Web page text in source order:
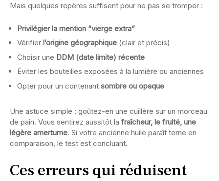
Mais quelques repères suffisent pour ne pas se tromper :
Privilégier la mention “vierge extra”
Vérifier l’origine géographique (clair et précis)
Choisir une DDM (date limite) récente
Éviter les bouteilles exposées à la lumière ou anciennes
Opter pour un contenant sombre ou opaque
Une astuce simple : goûtez-en une cuillère sur un morceau
de pain. Vous sentirez aussitôt la fraîcheur, le fruité, une
légère amertume. Si votre ancienne huile paraît terne en
comparaison, le test est concluant.
Ces erreurs qui réduisent